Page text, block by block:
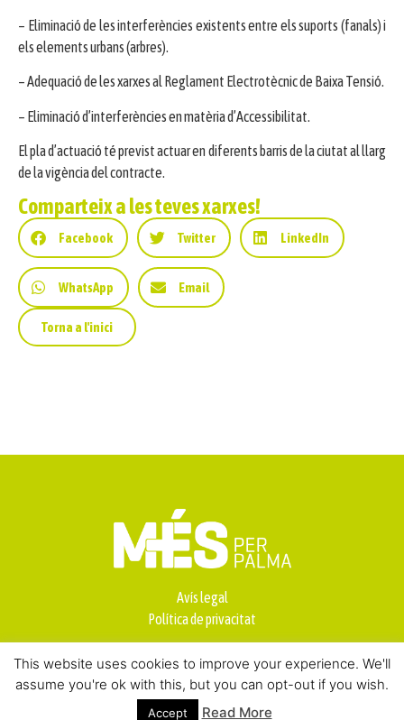
– Eliminació de les interferències existents entre els suports (fanals) i
els elements urbans (arbres).
– Adequació de les xarxes al Reglament Electrotècnic de Baixa Tensió.
– Eliminació d’interferències en matèria d’Accessibilitat.
El pla d’actuació té previst actuar en diferents barris de la ciutat al llarg
de la vigència del contracte.
Comparteix a les teves xarxes!
Facebook Twitter LinkedIn
WhatsApp Email
Torna a l'inici
Avís legal
Política de privacitat
This website uses cookies to improve your experience. We'll
assume you're ok with this, but you can opt-out if you wish.
Accept Read More